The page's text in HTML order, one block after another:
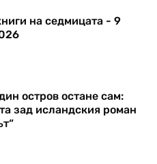
на седмицата - 9
остров остане сам:
зад исландския роман